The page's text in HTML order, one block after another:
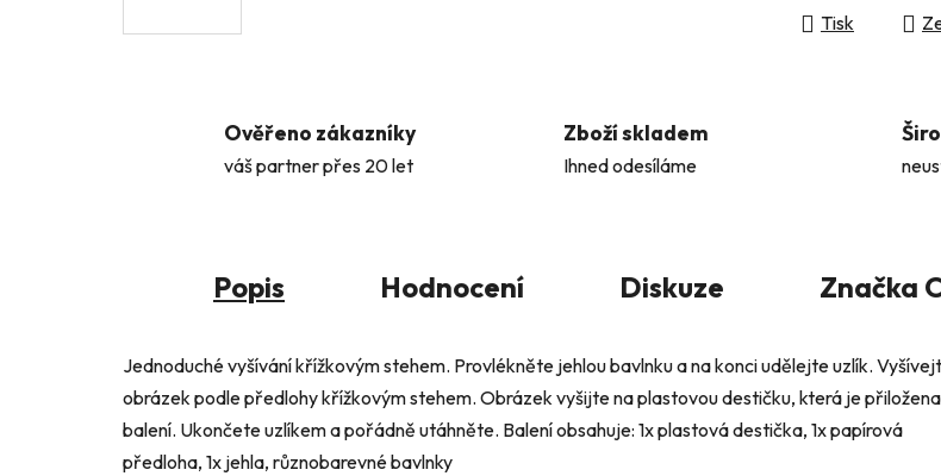
Tisk
Ověřeno zákazníky
váš partner přes 20 let
Zboží skladem
Ihned odesíláme
Popis Hodnocení Diskuze Značka
Jednoduché vyšívání křížkovým stehem. Provlékněte jehlou bavlnku a na konci udělejte uzlík.
obrázek podle předlohy křížkovým stehem. Obrázek vyšijte na plastovou destičku, která je
balení. Ukončete uzlíkem a pořádně utáhněte. Balení obsahuje: 1x plastová destička, 1x papírová
předloha, 1x jehla, různobarevné bavlnky